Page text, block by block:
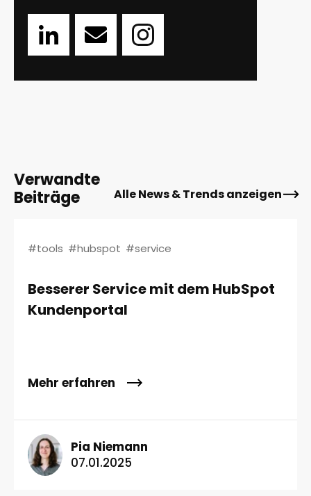
Verwandte
Beiträge
Alle News & Trends anzeigen
#tools #hubspot #service
Besserer Service mit dem HubSpot
Kundenportal
Mehr erfahren
Pia Niemann
07.01.2025